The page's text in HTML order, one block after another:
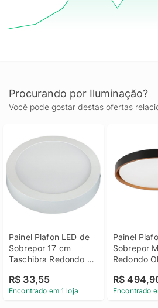
Procurando por Iluminação?
Você pode gostar destas ofertas
Painel Plafon LED de
Sobrepor 17 cm
Taschibra Redondo
6500K
R$ 33,55
Encontrado em 1 loja
Painel
Sobrepor
Redondo
R$
Encontrado